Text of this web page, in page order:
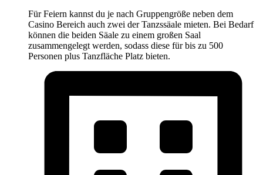
Für Feiern kannst du je nach Gruppengröße neben dem
Casino Bereich auch zwei der Tanzssäale mieten. Bei Bedarf
können die beiden Säale zu einem großen Saal
zusammengelegt werden, sodass diese für bis zu 500
Personen plus Tanzfläche Platz bieten.